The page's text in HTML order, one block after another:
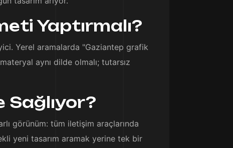
Yaptırmalı?
Yerel aramalarda "Gaziantep grafik
aynı dilde olmalı; tutarsız
görünüm: tüm iletişim araçlarında
yeni tasarım aramak yerine tek bir